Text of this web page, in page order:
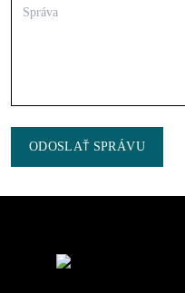
ODOSLAŤ SPRÁVU